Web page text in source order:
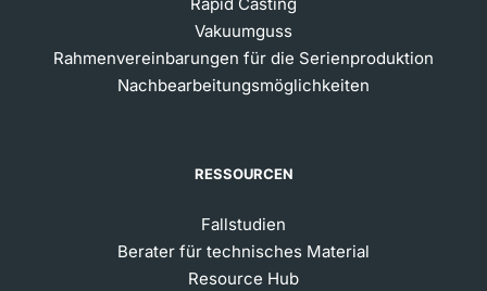
Rapid Casting
Vakuumguss
Rahmenvereinbarungen für die Serienproduktion
Nachbearbeitungsmöglichkeiten
RESSOURCEN
Fallstudien
Berater für technisches Material
Resource Hub